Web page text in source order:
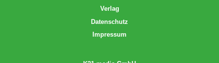
Verlag
Datenschutz
Impressum